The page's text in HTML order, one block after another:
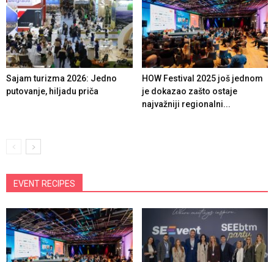
Sajam turizma 2026: Jedno
putovanje, hiljadu priča
HOW Festival 2025 još jednom
je dokazao zašto ostaje
najvažniji regionalni...
EVENT RECIPES